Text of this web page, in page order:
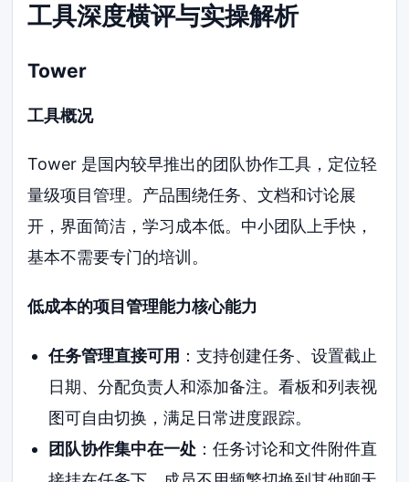
工具深度横评与实操解析
Tower
工具概况
Tower 是国内较早推出的团队协作工具，定位轻
量级项目管理。产品围绕任务、文档和讨论展
开，界面简洁，学习成本低。中小团队上手快，
基本不需要专门的培训。
低成本的项目管理能力核心能力
任务管理直接可用 ：支持创建任务、设置截止
日期、分配负责人和添加备注。看板和列表视
图可自由切换，满足日常进度跟踪。
团队协作集中在一处 ：任务讨论和文件附件直